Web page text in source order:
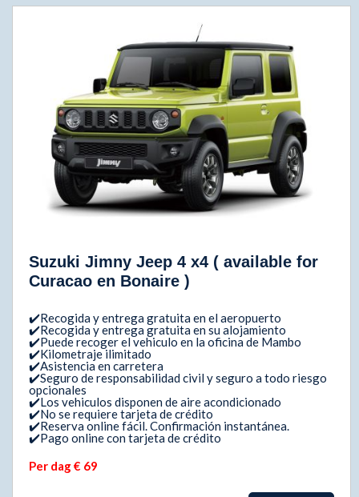
Suzuki Jimny Jeep 4 x4 ( available for
Curacao en Bonaire )
✔️Recogida y entrega gratuita en el aeropuerto
✔️Recogida y entrega gratuita en su alojamiento
✔️Puede recoger el vehiculo en la oficina de Mambo
✔️Kilometraje ilimitado
✔️Asistencia en carretera
✔️Seguro de responsabilidad civil y seguro a todo riesgo
opcionales
✔️Los vehiculos disponen de aire acondicionado
✔️No se requiere tarjeta de crédito
✔️Reserva online fácil. Confirmación instantánea.
✔️Pago online con tarjeta de crédito
Per dag € 69